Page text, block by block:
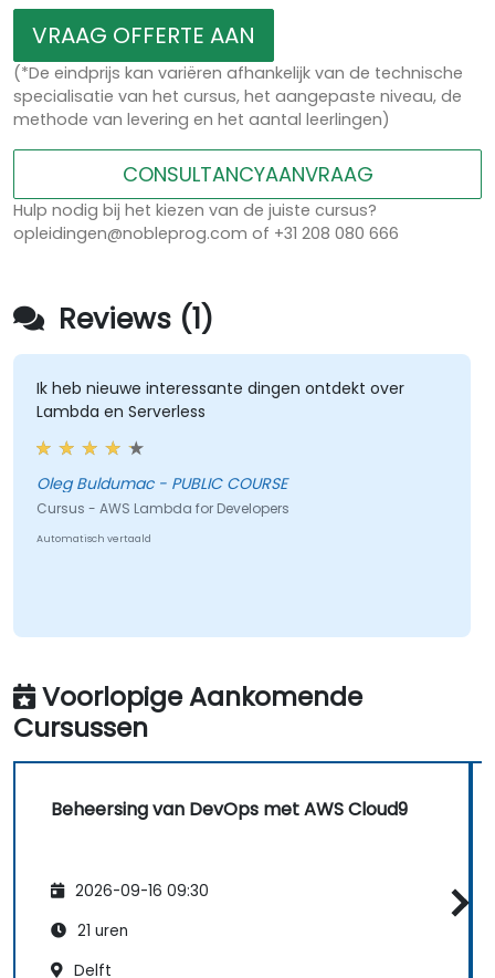
VRAAG OFFERTE AAN
(*De eindprijs kan variëren afhankelijk van de technische
specialisatie van het cursus, het aangepaste niveau, de
methode van levering en het aantal leerlingen)
CONSULTANCYAANVRAAG
Hulp nodig bij het kiezen van de juiste cursus?
opleidingen@nobleprog.com of +31 208 080 666
Reviews (1)
Ik heb nieuwe interessante dingen ontdekt over
Lambda en Serverless
Oleg Buldumac - PUBLIC COURSE
Cursus - AWS Lambda for Developers
Automatisch vertaald
Voorlopige Aankomende
Cursussen
Beheersing van DevOps met AWS Cloud9
2026-09-16 09:30
21 uren
Delft